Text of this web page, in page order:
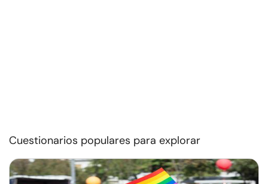
Cuestionarios populares para explorar